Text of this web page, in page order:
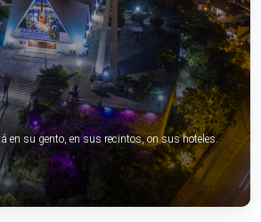
en su gento, en sus recintos, on sus hoteles.